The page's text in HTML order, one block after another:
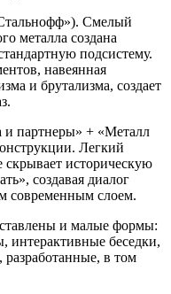
Смелый
металла создана
подсистему.
навеянная
и брутализма, создает
и партнеры» + «Металл
Легкий
историческую
создавая диалог
современным слоем.
и малые формы:
интерактивные беседки,
в том